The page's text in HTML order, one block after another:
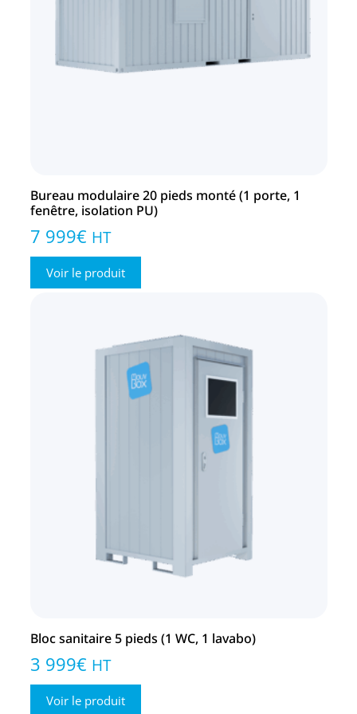
Bureau modulaire 20 pieds monté (1 porte, 1
fenêtre, isolation PU)
7 999€ HT
Voir le produit
Bloc sanitaire 5 pieds (1 WC, 1 lavabo)
3 999€ HT
Voir le produit